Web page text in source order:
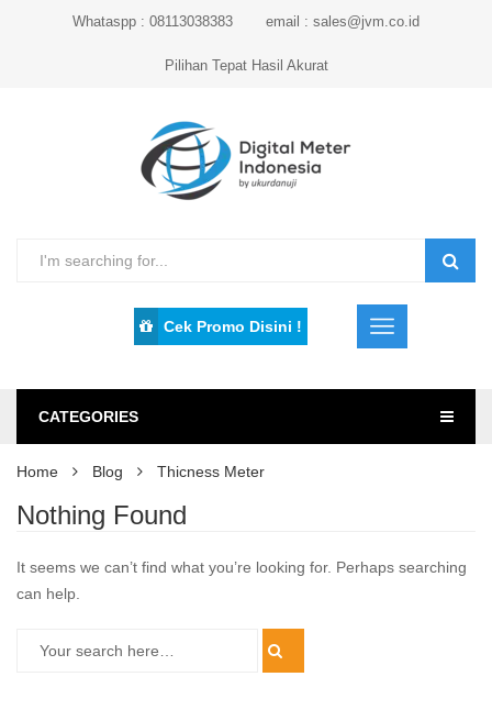
Whataspp : 08113038383 email : sales@jvm.co.id
Pilihan Tepat Hasil Akurat
Cek Promo Disini !
CATEGORIES
Home Blog Thicness Meter
Nothing Found
It seems we can’t find what you’re looking for. Perhaps searching
can help.